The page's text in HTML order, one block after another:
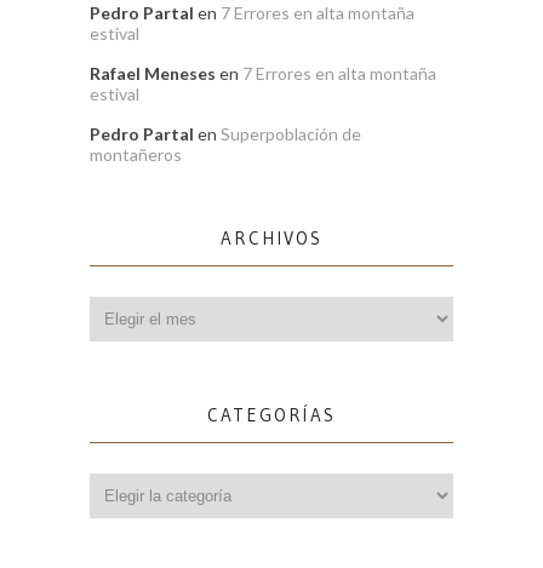
Pedro Partal en 7 Errores en alta montaña
estival
Rafael Meneses en 7 Errores en alta montaña
estival
Pedro Partal en Superpoblación de
montañeros
ARCHIVOS
CATEGORÍAS